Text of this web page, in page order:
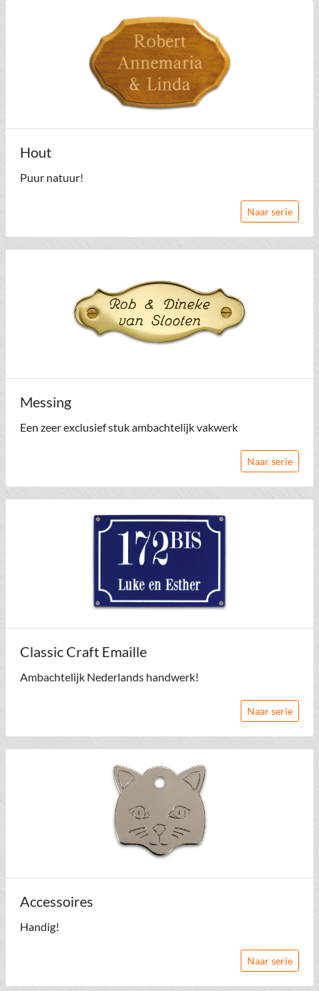
Hout
Puur natuur!
Naar serie
Messing
Een zeer exclusief stuk ambachtelijk vakwerk
Naar serie
Classic Craft Emaille
Ambachtelijk Nederlands handwerk!
Naar serie
Accessoires
Handig!
Naar serie